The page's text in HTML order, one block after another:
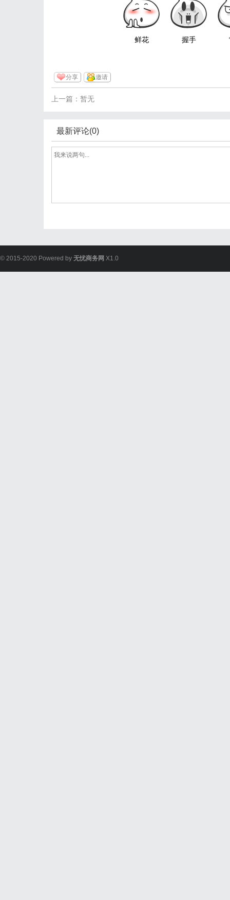
鲜花 握手
分享 邀请
上一篇：暂无
最新评论(0)
© 2015-2020 Powered by 无忧商务网 X1.0